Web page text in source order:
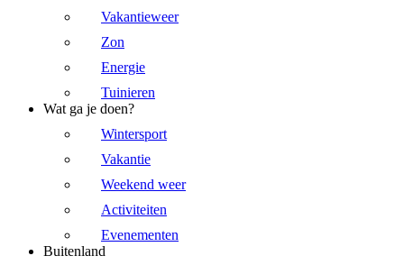
Vakantieweer
Zon
Energie
Tuinieren
Wat ga je doen?
Wintersport
Vakantie
Weekend weer
Activiteiten
Evenementen
Buitenland